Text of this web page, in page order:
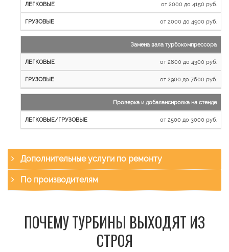
от 2000 до 4150 руб.
от 2000 до 4900 руб.
Замена вала турбокомпрессора
от 2800 до 4300 руб.
от 2900 до 7600 руб.
Проверка и добалансировка на стенде
от 2500 до 3000 руб.
Дополнительные услуги по ремонту
По производителям
ПОЧЕМУ ТУРБИНЫ ВЫХОДЯТ ИЗ
СТРОЯ